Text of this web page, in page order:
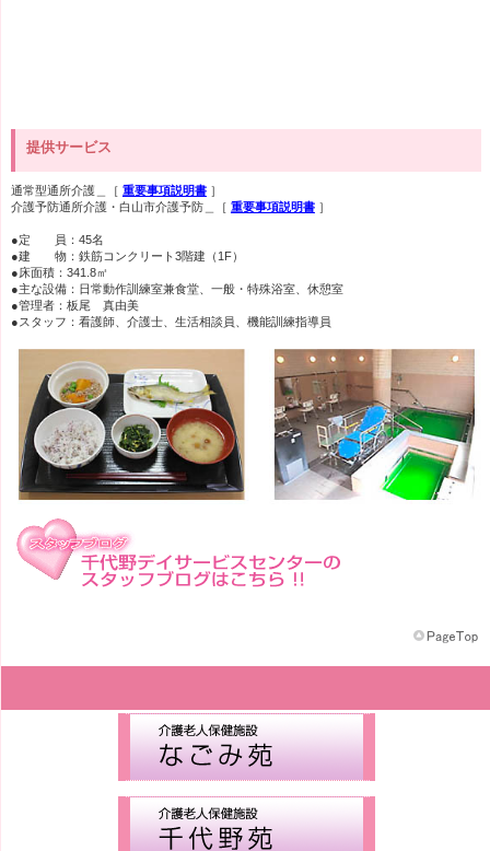
提供サービス
通常型通所介護＿［ 重要事項説明書］
介護予防通所介護・白山市介護予防＿［ 重要事項説明書］
●定 員：45名
●建 物：鉄筋コンクリート3階建（1F）
●床面積：341.8㎡
●主な設備：日常動作訓練室兼食堂、一般・特殊浴室、休憩室
●管理者：板尾 真由美
●スタッフ：看護師、介護士、生活相談員、機能訓練指導員